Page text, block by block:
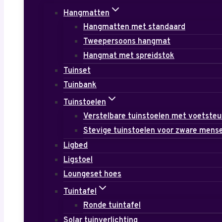
Hangmatten
Hangmatten met standaard
Tweepersoons hangmat
Hangmat met spreidstok
Tuinset
Tuinbank
Tuinstoelen
Verstelbare tuinstoelen met
Stevige tuinstoelen voor zware
Ligbed
Ligstoel
Loungeset hoes
Tuintafel
Ronde tuintafel